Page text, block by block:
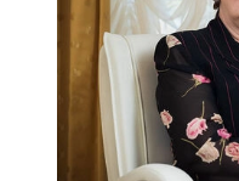
Управители:
v.vasilev@flagman.bg